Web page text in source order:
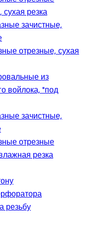
резка
зачистные,
отрезные, сухая
из
войлока, "под
зачистные,
отрезные
резка
резьбу